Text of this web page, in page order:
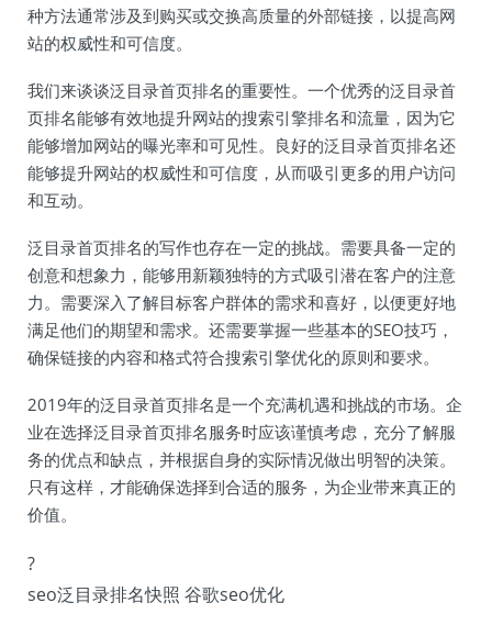
种方法通常涉及到购买或交换高质量的外部链接，以提高网
站的权威性和可信度。
我们来谈谈泛目录首页排名的重要性。一个优秀的泛目录首
页排名能够有效地提升网站的搜索引擎排名和流量，因为它
能够增加网站的曝光率和可见性。良好的泛目录首页排名还
能够提升网站的权威性和可信度，从而吸引更多的用户访问
和互动。
泛目录首页排名的写作也存在一定的挑战。需要具备一定的
创意和想象力，能够用新颖独特的方式吸引潜在客户的注意
力。需要深入了解目标客户群体的需求和喜好，以便更好地
满足他们的期望和需求。还需要掌握一些基本的SEO技巧，
确保链接的内容和格式符合搜索引擎优化的原则和要求。
2019年的泛目录首页排名是一个充满机遇和挑战的市场。企
业在选择泛目录首页排名服务时应该谨慎考虑，充分了解服
务的优点和缺点，并根据自身的实际情况做出明智的决策。
只有这样，才能确保选择到合适的服务，为企业带来真正的
价值。
?
seo泛目录排名快照 谷歌seo优化